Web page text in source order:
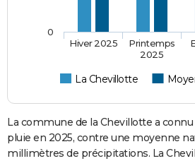
La Chevillotte
Hiver 2025
Printemps
2025
0
La commune de la Chevillotte a connu
pluie en 2025, contre une moyenne
millimètres de précipitations. La